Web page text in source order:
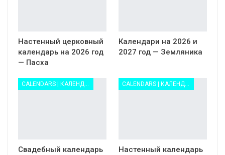
Настенный церковный
календарь на 2026 год
— Пасха
Календари на 2026 и
2027 год — Земляника
CALENDARS | КАЛЕНДАРИ
Свадебный календарь
CALENDARS | КАЛЕНДАРИ
Настенный календарь